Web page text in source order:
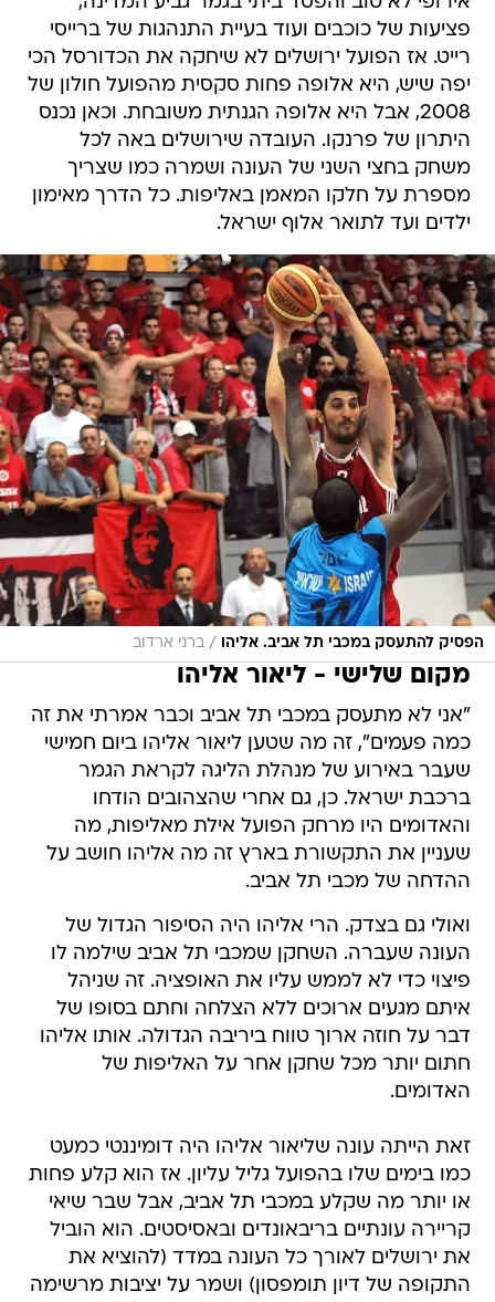
פציעות של כוכבים ועוד בעיית התנהגות של ברייסי
רייט. אז הפועל ירושלים לא שיחקה את הכדורסל הכי
יפה שיש, היא אלופה פחות סקסית מהפועל חולון של
2008, אבל היא אלופה הגנתית משובחת. וכאן נכנס
היתרון של פרנקו. העובדה שירושלים באה לכל
משחק בחצי השני של העונה ושמרה כמו שצריך
מספרת על חלקו המאמן באליפות. כל הדרך מאימון
ילדים ועד לתואר אלוף ישראל.
הפסיק להתעסק במכבי תל אביב. אליהו / ברני ארדוב
מקום שלישי - ליאור אליהו
"אני לא מתעסק במכבי תל אביב וכבר אמרתי את זה
כמה פעמים", זה מה שטען ליאור אליהו ביום חמישי
שעבר באירוע של מנהלת הליגה לקראת הגמר
ברכבת ישראל. כן, גם אחרי שהצהובים הודחו
והאדומים היו מרחק הפועל אילת מאליפות, מה
שעניין את התקשורת בארץ זה מה אליהו חושב על
ההדחה של מכבי תל אביב.
ואולי גם בצדק. הרי אליהו היה הסיפור הגדול של
העונה שעברה. השחקן שמכבי תל אביב שילמה לו
פיצוי כדי לא לממש עליו את האופציה. זה שניהל
איתם מגעים ארוכים ללא הצלחה וחתם בסופו של
דבר על חוזה ארוך טווח ביריבה הגדולה. אותו אליהו
חתום יותר מכל שחקן אחר על האליפות של
האדומים.
זאת הייתה עונה שליאור אליהו היה דומיננטי כמעט
כמו בימים שלו בהפועל גליל עליון. אז הוא קלע פחות
או יותר מה שקלע במכבי תל אביב, אבל שבר שיאי
קריירה עונתיים בריבאונדים ובאסיסטים. הוא הוביל
את ירושלים לאורך כל העונה במדד (להוציא את
התקופה של דיון תומפסון) ושמר על יציבות מרשימה